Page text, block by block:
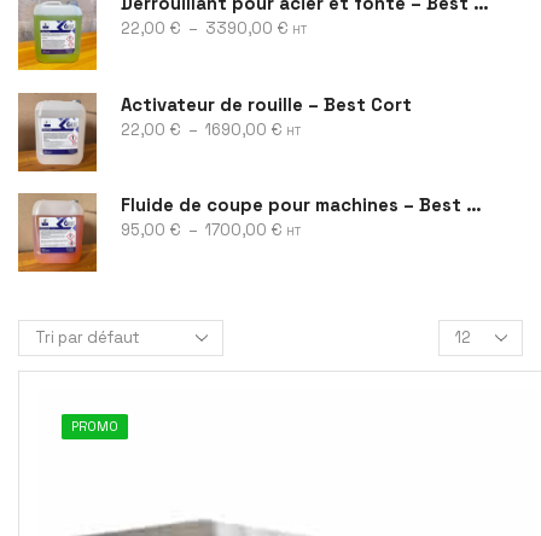
PROMO
22,00 € – 3390,00 € HT
Activateur de rouille – Best Cort
22,00 € – 1690,00 € HT
Fluide de coupe pour machines – Best Cool
95,00 € – 1700,00 € HT